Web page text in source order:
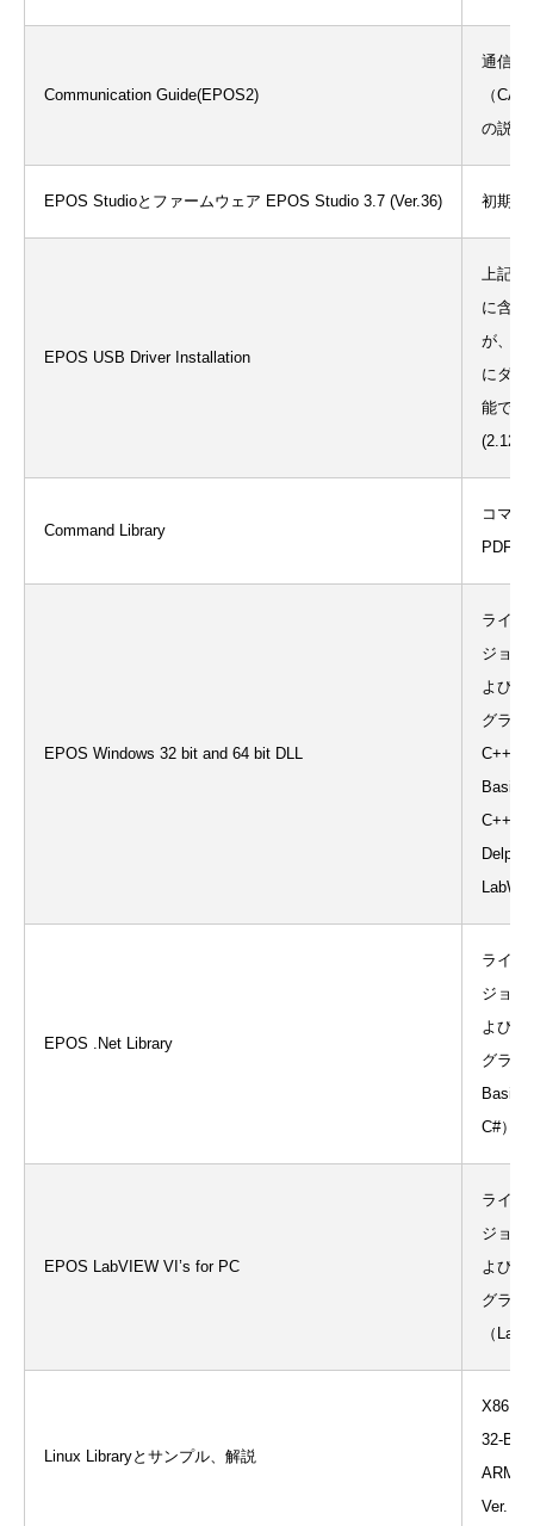
Communication Guide(EPOS2)
通信プ
（
の説明
EPOS Studioとファームウェア EPOS Studio 3.7 (Ver.36) 初期設
EPOS USB Driver Installation
上記
に含ま
が、こ
にダウ
能です
Command Library
コマ
PDF＿
EPOS Windows 32 bit and 64 bit DLL
ライブ
ジョン
よびサ
グラム
C++、
Basic
C++、
Delphi
EPOS .Net Library
ライブ
ジョン
よびサ
グラム
C#）
EPOS LabVIEW VI’s for PC
ライブ
ジョン
よびサ
グラム
（
Linux Libraryとサンプル、解説
X86
32-Bit/
Ver. 英